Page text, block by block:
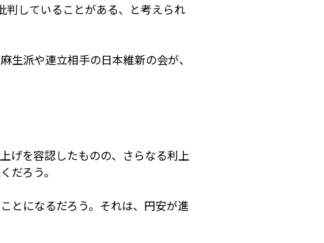
していることがある、と考えられ
生派や連立相手の日本維新の会が、
げを容認したものの、さらなる利上
だろう。
とになるだろう。それは、円安が進